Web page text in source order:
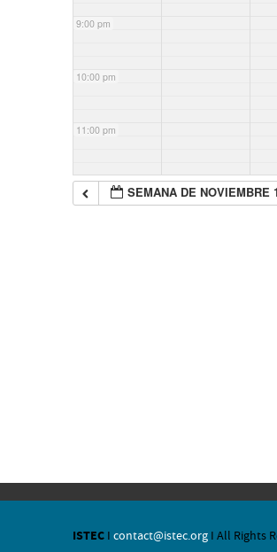
9:00 pm
10:00 pm
11:00 pm
SEMANA DE NOVIEMBRE
ISTEC I contact@istec.org I All Rights